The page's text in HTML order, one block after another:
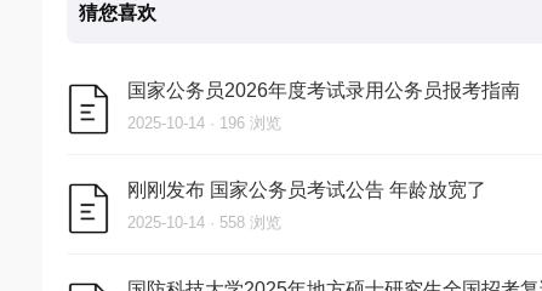
猜您喜欢
国家公务员2026年度考试录用公务员报考指南
2025-10-14 · 196 浏览
刚刚发布 国家公务员考试公告 年龄放宽了
2025-10-14 · 558 浏览